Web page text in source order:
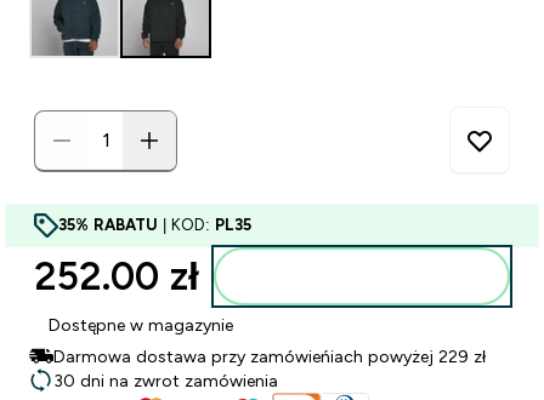
35% RABATU | KOD: PL35
252.00 zł‎
Dostępne w magazynie
Darmowa dostawa przy zamówieńiach powyżej 229 zł
30 dni na zwrot zamówienia